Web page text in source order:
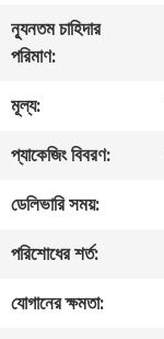
ভ্রমণ
মান
নিয়ন্ত্রণ
ন্যূনতম চাহিদার
পরিমাণ:
মূল্য:
প্যাকেজিং বিবরণ:
ডেলিভারি সময়:
পরিশোধের শর্ত:
যোগানের ক্ষমতা: